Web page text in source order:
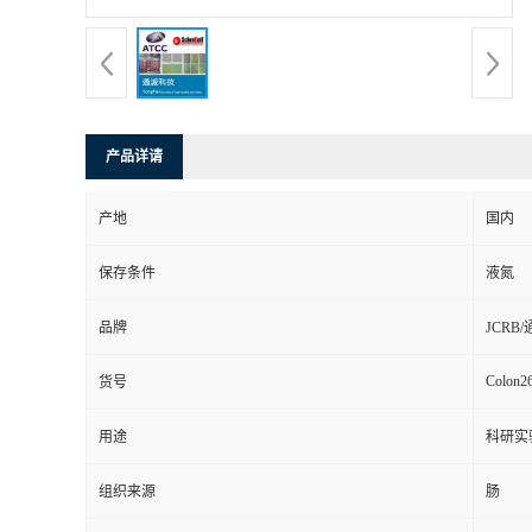
产品详请
产地 国内
保存条件 液氮
品牌 JCRB/
货号
用途 科研实
组织来源 肠